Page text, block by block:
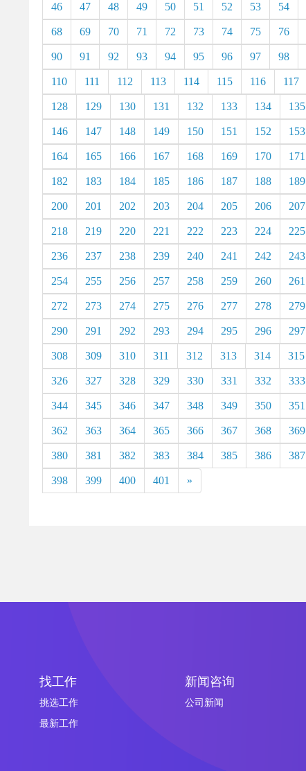
46 47 48 49 50 51 52 53 54
68 69 70 71 72 73 74 75 76
90 91 92 93 94 95 96 97 98
110 111 112 113 114 115 116 117
128 129 130 131 132 133 134 135
146 147 148 149 150 151 152 153
164 165 166 167 168 169 170 171
182 183 184 185 186 187 188 189
200 201 202 203 204 205 206 207
218 219 220 221 222 223 224 225
236 237 238 239 240 241 242 243
254 255 256 257 258 259 260 261
272 273 274 275 276 277 278 279
290 291 292 293 294 295 296 297
308 309 310 311 312 313 314 315
326 327 328 329 330 331 332 333
344 345 346 347 348 349 350 351
362 363 364 365 366 367 368 369
380 381 382 383 384 385 386 387
398 399 400 401 »
找工作
挑选工作
最新工作
新闻咨询
公司新闻